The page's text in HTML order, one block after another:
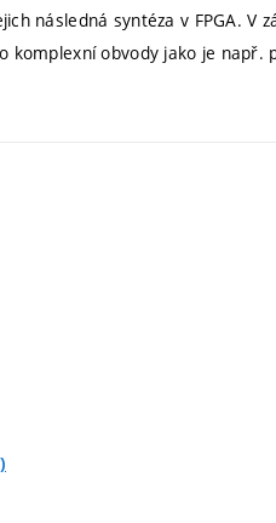
následná syntéza v FPGA. V
komplexní obvody jako je např.